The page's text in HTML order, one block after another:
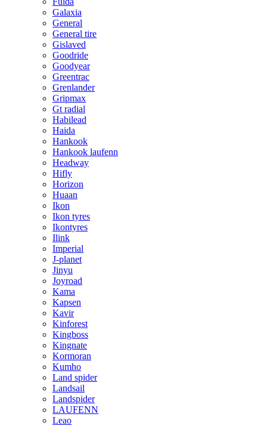
Galaxia
General
General tire
Gislaved
Goodride
Goodyear
Greentrac
Grenlander
Gripmax
Gt radial
Habilead
Haida
Hankook
Hankook laufenn
Headway
Hifly
Horizon
Huaan
Ikon
Ikon tyres
Ikontyres
Ilink
Imperial
J-planet
Jinyu
Joyroad
Kama
Kapsen
Kavir
Kinforest
Kingboss
Kingnate
Kormoran
Kumho
Land spider
Landsail
Landspider
LAUFENN
Leao